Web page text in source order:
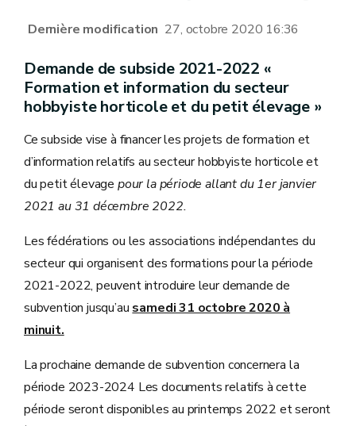
Dernière modification 27, octobre 2020 16:36
Demande de subside 2021-2022 «
Formation et information du secteur
hobbyiste horticole et du petit élevage »
Ce subside vise à financer les projets de formation et
d’information relatifs au secteur hobbyiste horticole et
du petit élevage pour la période allant du 1er janvier
2021 au 31 décembre 2022.
Les fédérations ou les associations indépendantes du
secteur qui organisent des formations pour la période
2021-2022, peuvent introduire leur demande de
subvention jusqu’au samedi 31 octobre 2020 à
minuit.
La prochaine demande de subvention concernera la
période 2023-2024 Les documents relatifs à cette
période seront disponibles au printemps 2022 et seront